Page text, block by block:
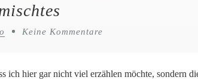
Keine Kommentare
ich hier gar nicht viel erzählen möchte, sondern